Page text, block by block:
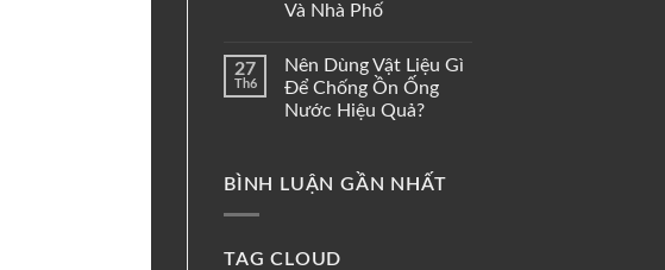
Và Nhà Phố
27
Th6
Nên Dùng Vật Liệu Gì
Để Chống Ồn Ống
Nước Hiệu Quả?
BÌNH LUẬN GẦN NHẤT
TAG CLOUD